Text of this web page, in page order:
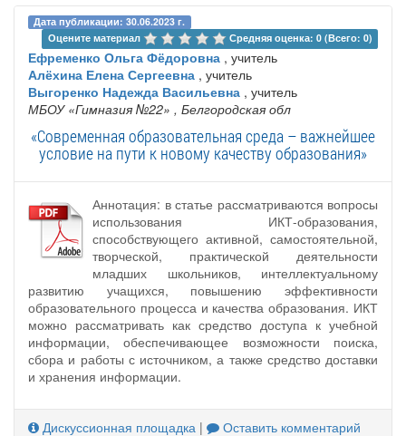
Дата публикации: 30.06.2023 г.
Оцените материал
Средняя оценка: 0 (Всего: 0)
Ефременко Ольга Фёдоровна , учитель
Алёхина Елена Сергеевна , учитель
Выгоренко Надежда Васильевна , учитель
МБОУ «Гимназия №22» , Белгородская обл
«Современная образовательная среда – важнейшее
условие на пути к новому качеству образования»
Аннотация: в статье рассматриваются вопросы
использования ИКТ-образования,
способствующего активной, самостоятельной,
творческой, практической деятельности
младших школьников, интеллектуальному
развитию учащихся, повышению эффективности
образовательного процесса и качества образования. ИКТ
можно рассматривать как средство доступа к учебной
информации, обеспечивающее возможности поиска,
сбора и работы с источником, а также средство доставки
и хранения информации.
Дискуссионная площадка | Оставить комментарий